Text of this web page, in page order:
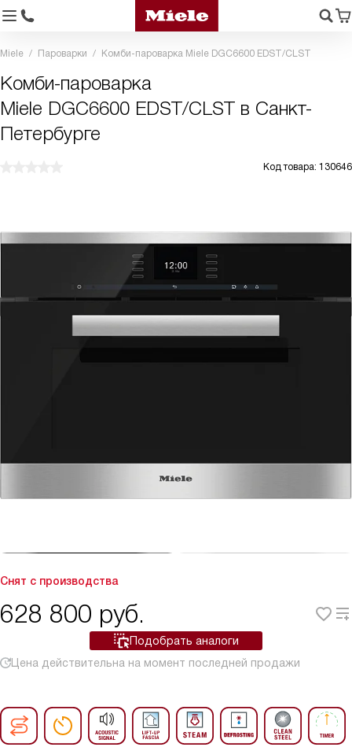
Miele Пароварки Комби-пароварка Miele DGC6600 EDST/CLST
Комби-пароварка
Miele DGC6600 EDST/CLST в Санкт-
Петербурге
Код товара: 130646
Снят с производства
628 800 руб.
Подобрать аналоги
Цена действительна на момент последней продажи